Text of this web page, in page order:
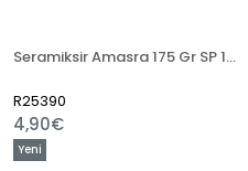
Seramiksir Amasra 175 Gr SP 1485
R25390
4,90€
Yeni